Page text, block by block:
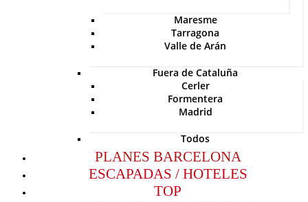
Maresme
Tarragona
Valle de Arán
Fuera de Cataluña
Cerler
Formentera
Madrid
Todos
PLANES BARCELONA
ESCAPADAS / HOTELES
TOP